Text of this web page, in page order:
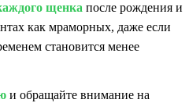
щенка после рождения и
как мраморных, даже если
становится менее
и обращайте внимание на